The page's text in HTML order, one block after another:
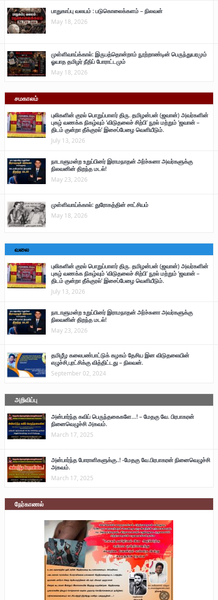
பாதுகாப்பு வலயம் : படுகொலைக்களம் – நிலவன்
May 18, 2026
முள்ளிவாய்க்கால்: இருபத்தொன்றாம் நூற்றாண்டின் பெருந்துயரமும்
ஓயாத தமிழர் நீதிப் போராட்டமும்
May 18, 2026
சமகாலம்
புலிகளின் குரல் பொறுப்பாளர் திரு. தமிழன்பன் (ஜவான்) அவர்களின்
புகழ் வணக்க நிகழ்வும் ‘விடுதலைச் சிற்பி’ நூல் மற்றும் ‘ஜவான் –
திடம் குன்றா தீக்குரல்’ இசைப்பேழை வெளியீடும்.
July 13, 2026
நாடாளுமன்ற உறுப்பினர் இராமநாதன் அர்ச்சுனா அவர்களுக்கு
நிலவனின் திறந்த மடல்!
May 23, 2026
முள்ளிவாய்க்கால்: துரோகத்தின் சாட்சியம்
May 18, 2026
வலை
புலிகளின் குரல் பொறுப்பாளர் திரு. தமிழன்பன் (ஜவான்) அவர்களின்
புகழ் வணக்க நிகழ்வும் ‘விடுதலைச் சிற்பி’ நூல் மற்றும் ‘ஜவான் –
திடம் குன்றா தீக்குரல்’ இசைப்பேழை வெளியீடும்.
July 13, 2026
நாடாளுமன்ற உறுப்பினர் இராமநாதன் அர்ச்சுனா அவர்களுக்கு
நிலவனின் திறந்த மடல்!
May 23, 2026
தமிழீழ கலைபண்பாட்டுக் கழகம் தேசிய இன விடுதலையின்
எழுச்சி,புரட்சிக்கு வித்திட்டது – நிலவன்.
September 02, 2024
அறிவிப்பு
அன்பார்ந்த கவிப் பெருந்தகைகளே…! – மேதகு வே. பிரபாகரன்
நினைவெழுச்சி அகவம்.
March 17, 2025
அன்பார்ந்த போராளிகளுக்கு..! -மேதகு வே.பிரபாகரன் நினைவெழுச்சி
அகவம்.
March 17, 2025
நேர்காணல்